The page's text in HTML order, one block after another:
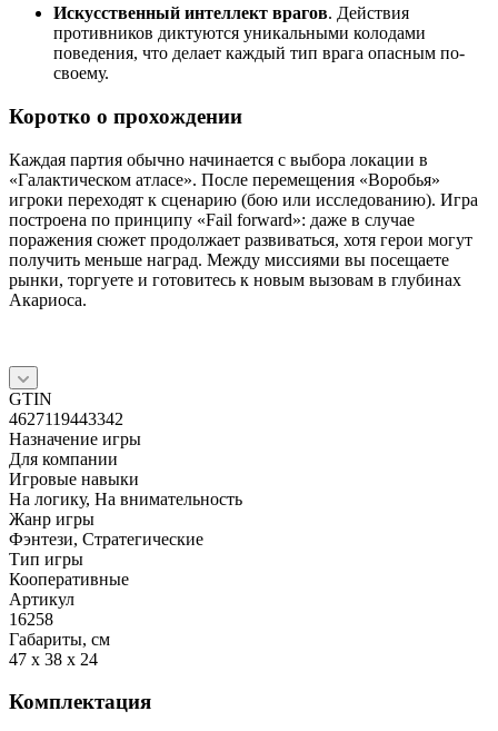
Искусственный интеллект врагов. Действия
противников диктуются уникальными колодами
поведения, что делает каждый тип врага опасным по-
своему.
Коротко о прохождении
Каждая партия обычно начинается с выбора локации в
«Галактическом атласе». После перемещения «Воробья»
игроки переходят к сценарию (бою или исследованию). Игра
построена по принципу «Fail forward»: даже в случае
поражения сюжет продолжает развиваться, хотя герои могут
получить меньше наград. Между миссиями вы посещаете
рынки, торгуете и готовитесь к новым вызовам в глубинах
Акариоса.
GTIN
4627119443342
Назначение игры
Для компании
Игровые навыки
На логику, На внимательность
Жанр игры
Фэнтези, Стратегические
Тип игры
Кооперативные
Артикул
16258
Габариты, см
47 x 38 x 24
Комплектация